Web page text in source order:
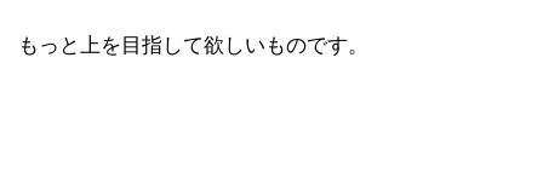
もっと上を目指して欲しいものです。